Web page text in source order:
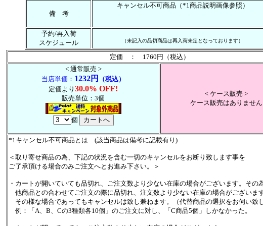
備 考
キャンセル不可商品（*1商品説明画像参照）
予約/再入荷
スケジュール
（未記入の品切商品は再入荷未定となっております）
定価 ： 1760円（税込）
< 通常販売 >
当店単価： 1232円
（税込）
定価より 30.0% OFF!
販売単位：3個
個
< ケース販売 >
ケース販売はありません
*1キャンセル不可商品とは (該当商品は備考に記載有り)
＜取り寄せ商品の為、下記の状況を含む一切のキャンセルをお断り致します事を
ご了承頂ける場合のみご注文へとお進み下さい。＞
・カートが開いていても品切れ、ご注文数より少ない在庫の場合がございます。その
他商品との合わせてご注文の際に品切れ、注文数より少ない在庫の場合がございます
その様な場合であってもキャンセルは致し兼ねます。（代替商品の選択をお伺い致し
例：「A、B、Cの3種類各10個」のご注文に対し、「C商品5個」しかなかった。